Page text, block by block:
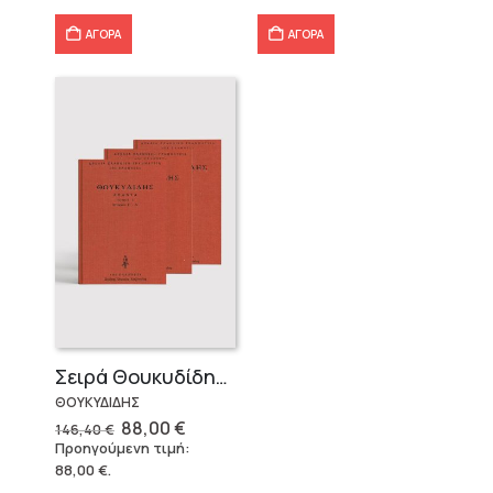
ΑΓΟΡΑ ΑΓΟΡΑ
Σειρά Θουκυδίδης – Δεμένο (4 τόμοι)
ΘΟΥΚΥΔΙΔΗΣ
146,40€ Original
price
was:
88,00€Η
τρέχουσα
τιμή
Προηγούμενη τιμή:
88,00€.